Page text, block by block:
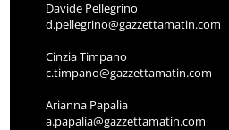
Davide Pellegrino
d.pellegrino@gazzettamatin.com
Cinzia Timpano
c.timpano@gazzettamatin.com
Arianna Papalia
a.papalia@gazzettamatin.com